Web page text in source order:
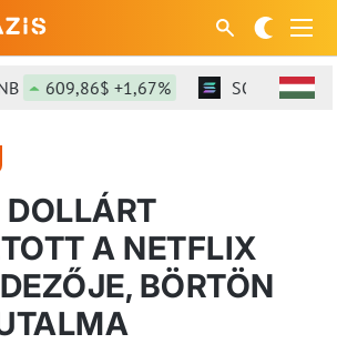
609,86$ +1,67% SOL 76,59$
DOLLÁRT
A NETFLIX
BÖRTÖN